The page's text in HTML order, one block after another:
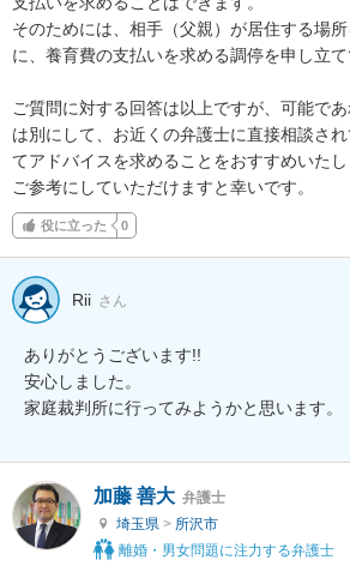
そのためには、相手（父親）が居住する場
に、養育費の支払いを求める調停を申し立て
ご質問に対する回答は以上ですが、可能で
は別にして、お近くの弁護士に直接相談さ
てアドバイスを求めることをおすすめいたし
ご参考にしていただけますと幸いです。
役に立った 0
Rii さん
ありがとうございます!!
安心しました。
家庭裁判所に行ってみようかと思います。
加藤 善大 弁護士
埼玉県 > 所沢市
離婚・男女問題に注力する弁護士